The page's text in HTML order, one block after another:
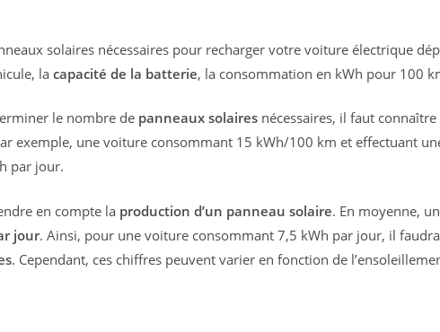
solaires nécessaires pour recharger votre voiture électrique
la capacité de la batterie, la consommation en kWh pour 100
le nombre de panneaux solaires nécessaires, il faut connaître
exemple, une voiture consommant 15 kWh/100 km et effectuant
par jour.
en compte la production d’un panneau solaire. En moyenne,
jour. Ainsi, pour une voiture consommant 7,5 kWh par jour, il
. Cependant, ces chiffres peuvent varier en fonction de